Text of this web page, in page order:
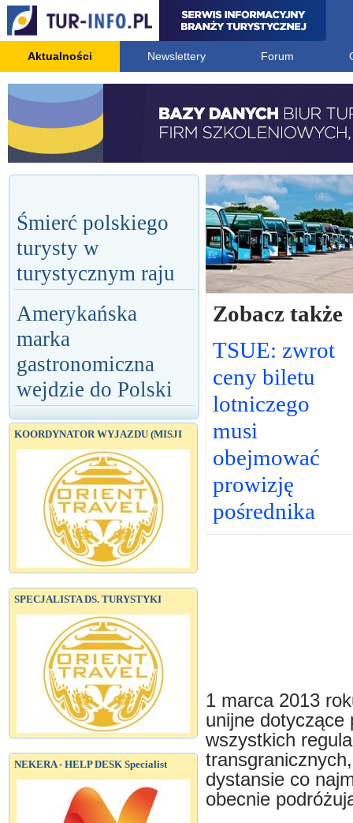
Aktualności Newslettery Forum
Śmierć polskiego
turysty w
turystycznym raju
Amerykańska
marka
gastronomiczna
wejdzie do Polski
KOORDYNATOR WYJAZDU (MISJI
SPECJALISTA DS. TURYSTYKI
NEKERA - HELP DESK Specialist
Zobacz także
TSUE: zwrot
ceny biletu
lotniczego
musi
obejmować
prowizję
pośrednika
1 marca 2013
unijne dotyczące
wszystkich
dystansie co
obecnie